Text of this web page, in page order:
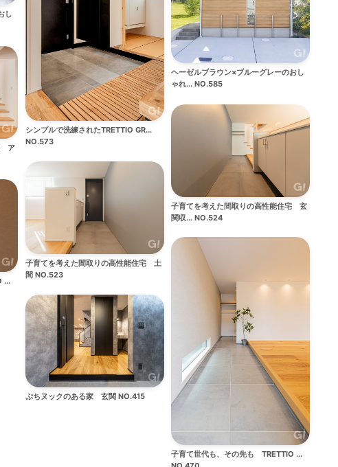
し
ヘーゼルブラウン×ブルーグレーのおし
ゃれ... NO.585
シンプルで洗練されたTRETTIO GR...
NO.573
ア
子育てを考えた間取りの高性能住宅 玄
関収... NO.524
子育てを考えた間取りの高性能住宅 土
間 NO.523
...
子育て世代も、その先も TRETTIO ...
ぷちヌックのある家 玄関 NO.415